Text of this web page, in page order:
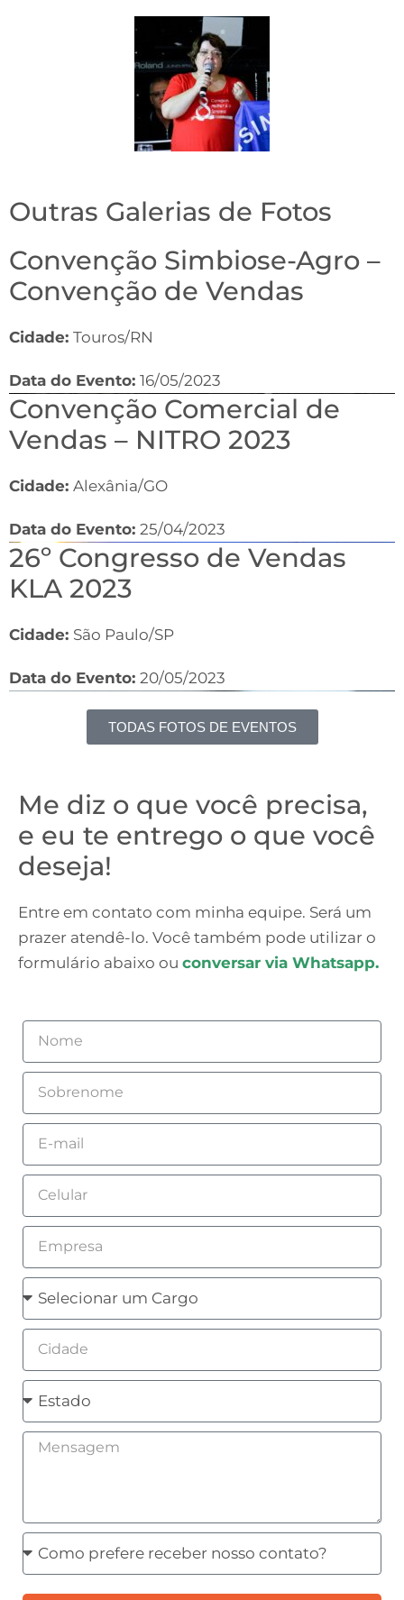
Outras Galerias de Fotos
Convenção Simbiose-Agro –
Convenção de Vendas
Cidade: Touros/RN
Data do Evento: 16/05/2023
Convenção Comercial de
Vendas – NITRO 2023
Cidade: Alexânia/GO
Data do Evento: 25/04/2023
26º Congresso de Vendas
KLA 2023
Cidade: São Paulo/SP
Data do Evento: 20/05/2023
TODAS FOTOS DE EVENTOS
Me diz o que você precisa,
e eu te entrego o que você
deseja!
Entre em contato com minha equipe. Será um
prazer atendê-lo. Você também pode utilizar o
formulário abaixo ou conversar via Whatsapp.
Nome
Sobrenome
Email
Celular
Empresa
Cargo
Cidade
Estado
Mensagem
Como
prefere
receber